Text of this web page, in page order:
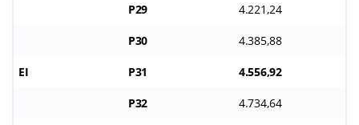
P29 4.221,24
P30 4.385,88
EI P31 4.556,92
P32 4.734,64